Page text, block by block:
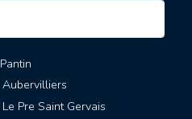
Pre Saint Gervais